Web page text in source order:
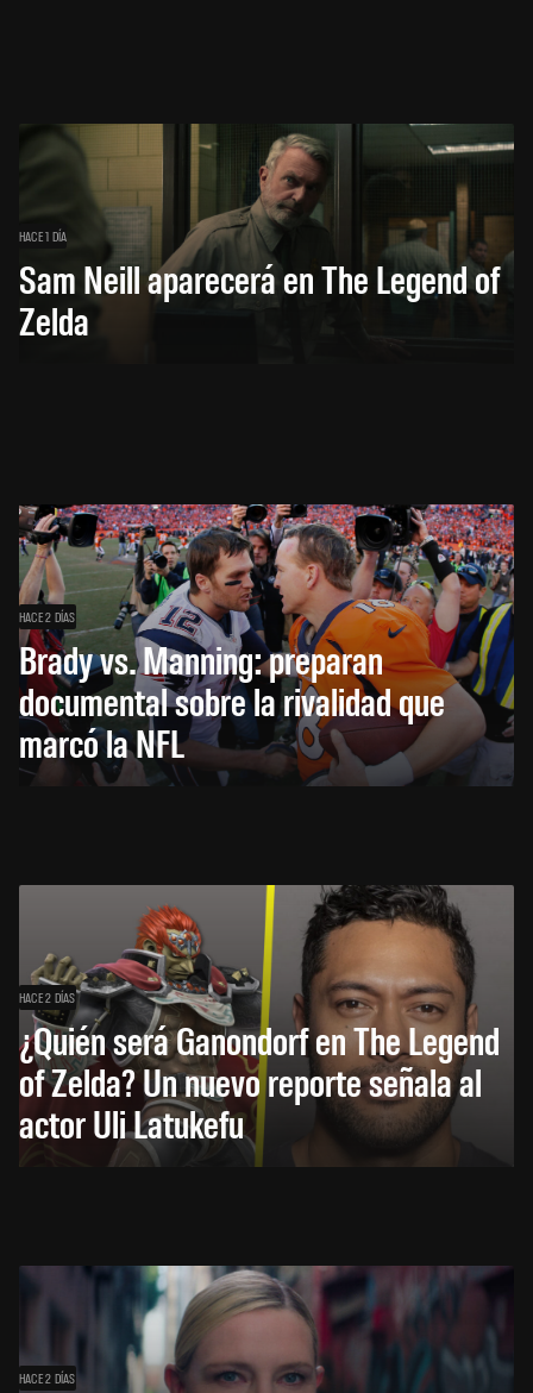
HACE 1 DÍA
Sam Neill aparecerá en The Legend of
Zelda
HACE 2 DÍAS
Brady vs. Manning: preparan
documental sobre la rivalidad que
marcó la NFL
HACE 2 DÍAS
¿Quién será Ganondorf en The Legend
of Zelda? Un nuevo reporte señala al
actor Uli Latukefu
HACE 2 DÍAS